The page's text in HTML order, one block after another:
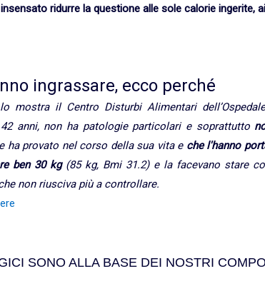
ridurre la questione alle sole calorie ingerite,
ingrassare, ecco perché
mostra il Centro Disturbi Alimentari
anni, non ha patologie particolari e soprattutto
ha provato nel corso della sua vita e che l'hanno
ben 30 kg(85 kg, Bmi 31.2) e la facevano stare
non riusciva più a controllare.
SONO ALLA BASE DEI NOSTRI